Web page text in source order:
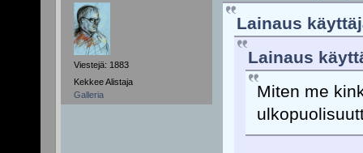
Viestejä: 1883
Kekkee Alistaja
Galleria
Lainaus
Lainaus
Miten me